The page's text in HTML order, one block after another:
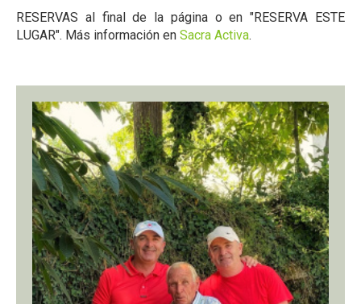
RESERVAS al final de la página o en "RESERVA ESTE
LUGAR". Más información en Sacra Activa.